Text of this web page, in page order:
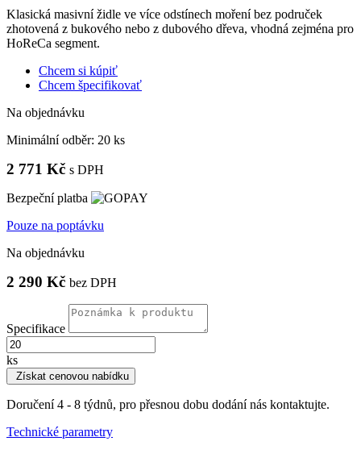
Klasická masivní židle ve více odstínech moření bez područek
zhotovená z bukového nebo z dubového dřeva, vhodná zejména pro
HoReCa segment.
Chcem si kúpiť
Chcem špecifikovať
Na objednávku
Minimální odběr: 20 ks
2 771 Kč s DPH
Bezpeční platba
Pouze na poptávku
Na objednávku
2 290 Kč bez DPH
Specifikace
ks
Získat cenovou nabídku
Doručení 4 - 8 týdnů, pro přesnou dobu dodání nás kontaktujte.
Technické parametry